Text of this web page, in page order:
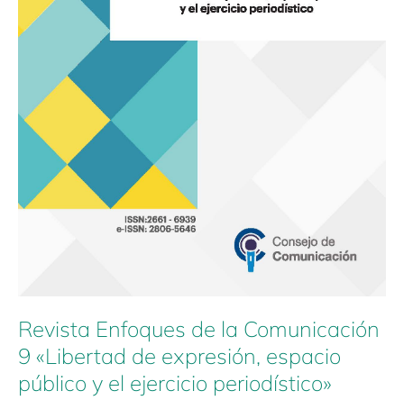
Revista Enfoques de la Comunicación
9 «Libertad de expresión, espacio
público y el ejercicio periodístico»
el
periodístico»